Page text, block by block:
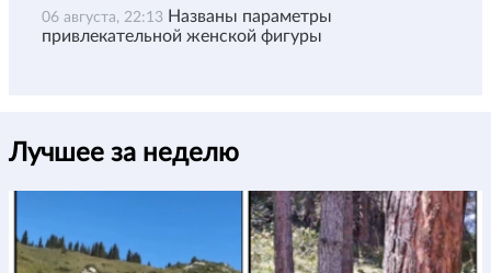
06 августа, 22:13 Названы параметры
привлекательной женской фигуры
Лучшее за неделю